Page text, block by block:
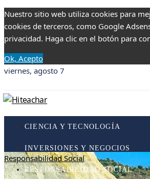
Nuestro sitio web utiliza cookies para
cookies de terceros, como Google
privacidad. Haga clic en el botón para
Ok, Acepto
viernes, agosto 7
CIENCIA Y TECNOLOGÍA
INVERSIONES Y NEGOCIOS
RESPONSABILIDAD SOCIAL
Responsabilidad Social